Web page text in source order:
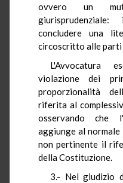
ovvero un
concludere una
circoscritto alle parti
L'Avvocatura
violazione dei
proporzionalità
riferita al
osservando che
aggiunge al
non pertinente il
della Costituzione.
3.- Nel giudizio